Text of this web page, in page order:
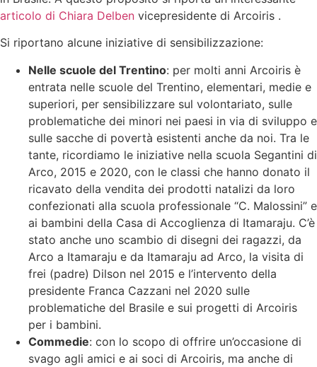
articolo di Chiara Delben vicepresidente di Arcoiris .
Si riportano alcune iniziative di sensibilizzazione:
Nelle scuole del Trentino: per molti anni Arcoiris è
entrata nelle scuole del Trentino, elementari, medie e
superiori, per sensibilizzare sul volontariato, sulle
problematiche dei minori nei paesi in via di sviluppo e
sulle sacche di povertà esistenti anche da noi. Tra le
tante, ricordiamo le iniziative nella scuola Segantini di
Arco, 2015 e 2020, con le classi che hanno donato il
ricavato della vendita dei prodotti natalizi da loro
confezionati alla scuola professionale “C. Malossini” e
ai bambini della Casa di Accoglienza di Itamaraju. C’è
stato anche uno scambio di disegni dei ragazzi, da
Arco a Itamaraju e da Itamaraju ad Arco, la visita di
frei (padre) Dilson nel 2015 e l’intervento della
presidente Franca Cazzani nel 2020 sulle
problematiche del Brasile e sui progetti di Arcoiris
per i bambini.
Commedie: con lo scopo di offrire un’occasione di
svago agli amici e ai soci di Arcoiris, ma anche di